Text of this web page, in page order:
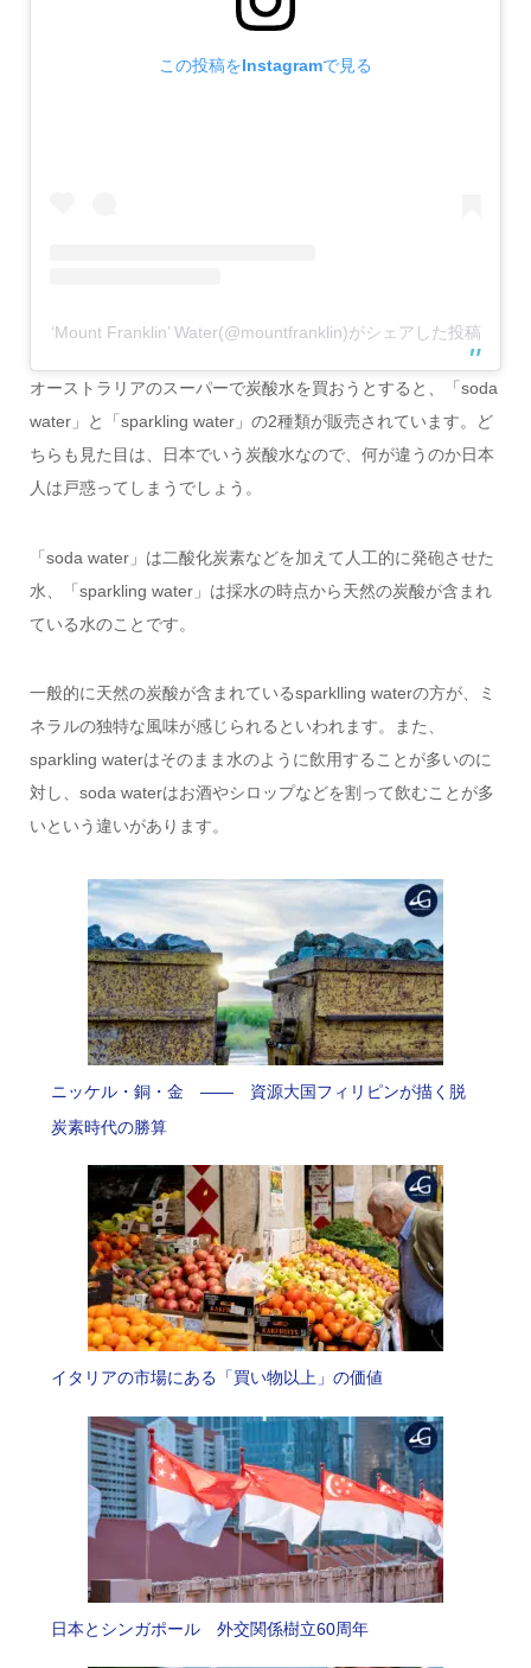
この投稿をInstagramで見る
‘Mount Franklin’ Water(@mountfranklin)がシェアした投稿
オーストラリアのスーパーで炭酸水を買おうとすると、「soda
water」と「sparkling water」の2種類が販売されています。ど
ちらも見た目は、日本でいう炭酸水なので、何が違うのか日本
人は戸惑ってしまうでしょう。
「soda water」は二酸化炭素などを加えて人工的に発砲させた
水、「sparkling water」は採水の時点から天然の炭酸が含まれ
ている水のことです。
一般的に天然の炭酸が含まれているsparklling waterの方が、ミ
ネラルの独特な風味が感じられるといわれます。また、
sparkling waterはそのまま水のように飲用することが多いのに
対し、soda waterはお酒やシロップなどを割って飲むことが多
いという違いがあります。
ニッケル・銅・金 —— 資源大国フィリピンが描く脱
炭素時代の勝算
イタリアの市場にある「買い物以上」の価値
日本とシンガポール 外交関係樹立60周年